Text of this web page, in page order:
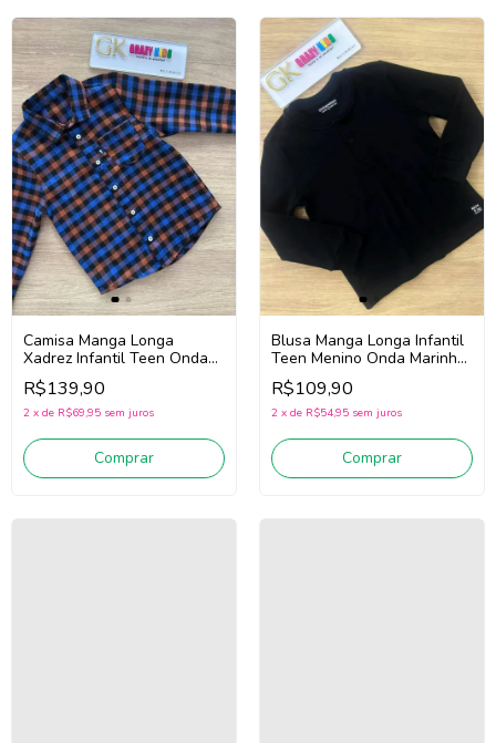
Camisa Manga Longa
Xadrez Infantil Teen Onda
Marinha 251101
(Azul/Laranja)
R$139,90
2 x de R$69,95 sem juros
Comprar
Blusa Manga Longa Infantil
Teen Menino Onda Marinha
251024 (Preto)
R$109,90
2 x de R$54,95 sem juros
Comprar